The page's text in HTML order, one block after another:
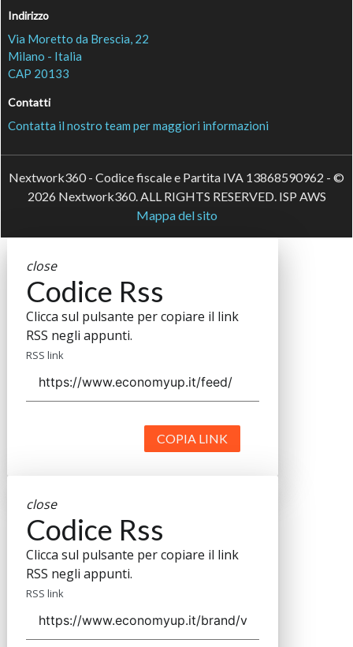
Indirizzo
Via Moretto da Brescia, 22
Milano - Italia
CAP 20133
Contatti
Contatta il nostro team per maggiori informazioni
Nextwork360 - Codice fiscale e Partita IVA 13868590962 - ©
2026 Nextwork360. ALL RIGHTS RESERVED. ISP AWS
Mappa del sito
close
Codice Rss
Clicca sul pulsante per copiare il link
RSS negli appunti.
RSS link
COPIA LINK
close
Codice Rss
Clicca sul pulsante per copiare il link
RSS negli appunti.
RSS link